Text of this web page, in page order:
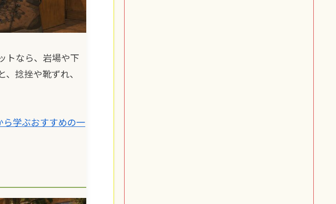
トなら、岩場や下
捻挫や靴ずれ、
ら学ぶおすすめの一